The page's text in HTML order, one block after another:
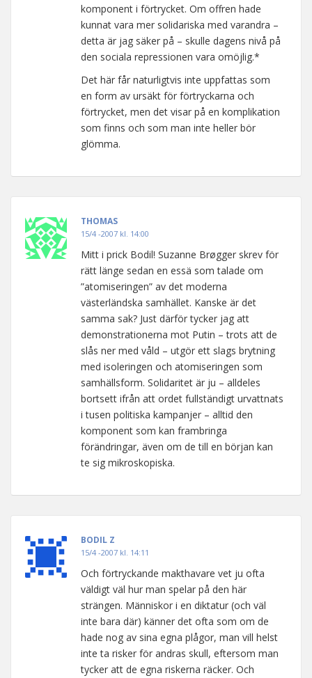
komponent i förtrycket. Om offren hade
kunnat vara mer solidariska med varandra –
detta är jag säker på – skulle dagens nivå på
den sociala repressionen vara omöjlig.*
Det här får naturligtvis inte uppfattas som
en form av ursäkt för förtryckarna och
förtrycket, men det visar på en komplikation
som finns och som man inte heller bör
glömma.
THOMAS
15/4 -2007 kl. 14:00
Mitt i prick Bodil! Suzanne Brøgger skrev för
rätt länge sedan en essä som talade om
”atomiseringen” av det moderna
västerländska samhället. Kanske är det
samma sak? Just därför tycker jag att
demonstrationerna mot Putin – trots att de
slås ner med våld – utgör ett slags brytning
med isoleringen och atomiseringen som
samhällsform. Solidaritet är ju – alldeles
bortsett ifrån att ordet fullständigt urvattnats
i tusen politiska kampanjer – alltid den
komponent som kan frambringa
förändringar, även om de till en början kan
te sig mikroskopiska.
BODIL Z
15/4 -2007 kl. 14:11
Och förtryckande makthavare vet ju ofta
väldigt väl hur man spelar på den här
strängen. Människor i en diktatur (och väl
inte bara där) känner det ofta som om de
hade nog av sina egna plågor, man vill helst
inte ta risker för andras skull, eftersom man
tycker att de egna riskerna räcker. Och